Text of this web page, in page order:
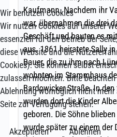
Wir benutzen Cookies
Wir nutzen Cookies auf unserer
essenziell für den Betrieb der
diese Website und die
Cookies). Sie können selbst
zulassen möchten. Bitte
Ablehnung womöglich nicht
Seite zur Verfügung stehen.
Akzeptieren
Ablehnen